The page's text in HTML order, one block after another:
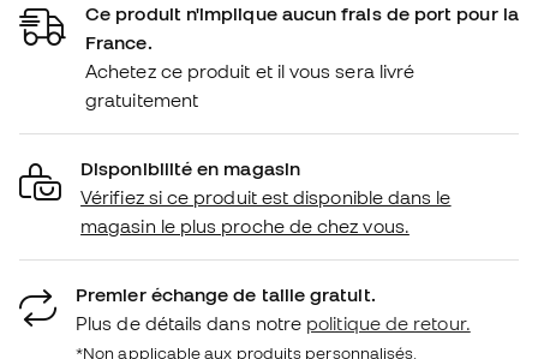
Ce produit n'implique aucun frais de port pour la
France.
Achetez ce produit et il vous sera livré
gratuitement
Disponibilité en magasin
Vérifiez si ce produit est disponible dans le
magasin le plus proche de chez vous.
Premier échange de taille gratuit.
Plus de détails dans notre politique de retour.
*Non applicable aux produits personnalisés.